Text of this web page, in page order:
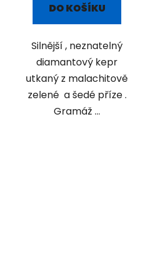
DO KOŠÍKU
Silnější , neznatelný
diamantový kepr
utkaný z malachitově
zelené a šedé příze .
Gramáž ...